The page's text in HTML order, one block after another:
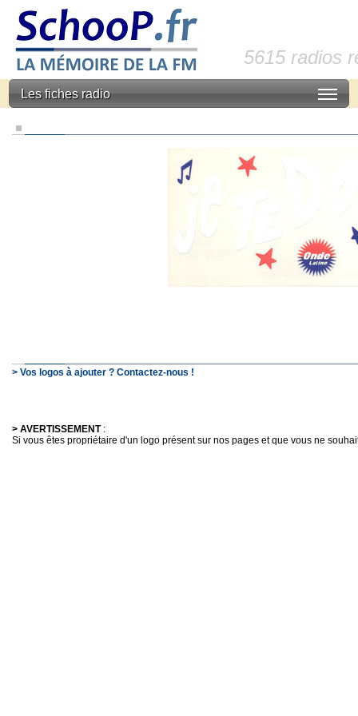
5615 radios
Les fiches radio
> Vos logos à ajouter ? Contactez-nous !
> AVERTISSEMENT:
Si vous êtes propriétaire d'un logo présent sur nos pages et que vous ne